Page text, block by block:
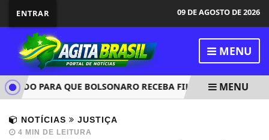
ENTRAR 09 DE AGOSTO DE 2026
MENU
PARA QUE BOLSONARO RECEBA FILHOS NO DIA DOS
MENU
NOTÍCIAS JUSTIÇA
4 MIN DE LEITURA